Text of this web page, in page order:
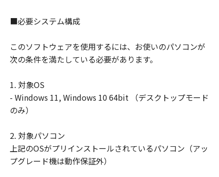
■必要システム構成
このソフトウェアを使用するには、お使いのパソコンが
次の条件を満たしている必要があります。
1. 対象OS
- Windows 11, Windows 10 64bit （デスクトップモード
のみ）
2. 対象パソコン
上記のOSがプリインストールされているパソコン（アッ
プグレード機は動作保証外）